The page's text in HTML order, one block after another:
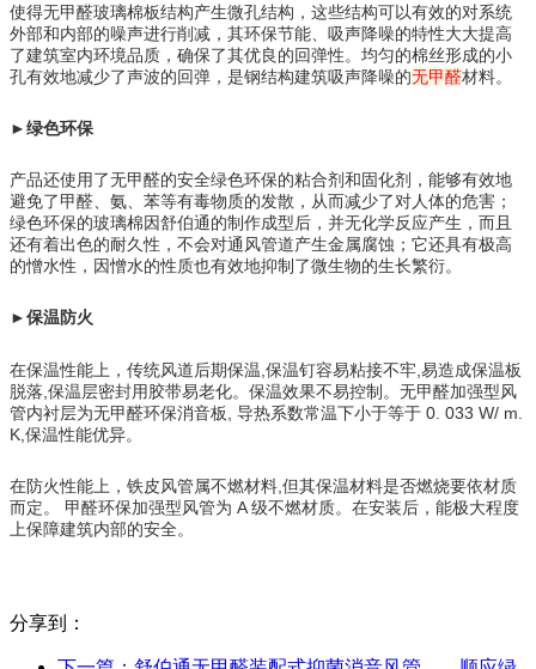
使得无甲醛玻璃棉板结构产生微孔结构，这些结构可以有效的对系统
外部和内部的噪声进行削减，其环保节能、吸声降噪的特性大大提高
了建筑室内环境品质，确保了其优良的回弹性。均匀的棉丝形成的小
孔有效地减少了声波的回弹，是钢结构建筑吸声降噪的无甲醛材料。
►绿色环保
产品还使用了无甲醛的安全绿色环保的粘合剂和固化剂，能够有效地
避免了甲醛、氨、苯等有毒物质的发散，从而减少了对人体的危害；
绿色环保的玻璃棉因舒伯通的制作成型后，并无化学反应产生，而且
还有着出色的耐久性，不会对通风管道产生金属腐蚀；它还具有极高
的憎水性，因憎水的性质也有效地抑制了微生物的生长繁衍。
►保温防火
在保温性能上，传统风道后期保温,保温钉容易粘接不牢,易造成保温板
脱落,保温层密封用胶带易老化。保温效果不易控制。无甲醛加强型风
管内衬层为无甲醛环保消音板, 导热系数常温下小于等于 0. 033 W/ m.
K,保温性能优异。
在防火性能上，铁皮风管属不燃材料,但其保温材料是否燃烧要依材质
而定。 甲醛环保加强型风管为 A 级不燃材质。在安装后，能极大程度
上保障建筑内部的安全。
分享到：